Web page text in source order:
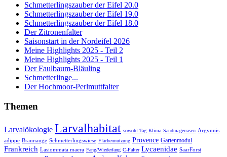
Schmetterlingszauber der Eifel 20.0
Schmetterlingszauber der Eifel 19.0
Schmetterlingszauber der Eifel 18.0
Der Zitronenfalter
Saisonstart in der Nordeifel 2026
Meine Highlights 2025 - Teil 2
Meine Highlights 2025 - Teil 1
Der Faulbaum-Bläuling
Schmetterlinge...
Der Hochmoor-Perlmuttfalter
Themen
Larvalökologie Larvalhabitat sowohl Tag Klima Sandmagerrasen Argynnis
adippe Braunauge Schmetterlingswiese Flächennutzung Provence Gartenmodul
Frankreich Lasiommata maera Fang/Wiederfang C-Falter Lycaenidae SaarForst